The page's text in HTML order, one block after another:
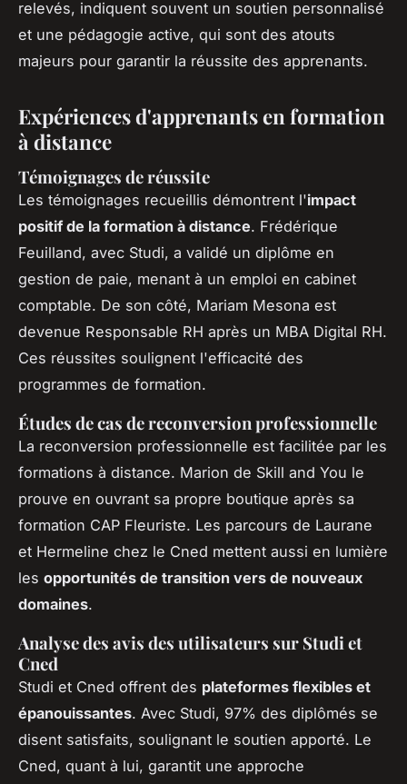
relevés, indiquent souvent un soutien personnalisé
et une pédagogie active, qui sont des atouts
majeurs pour garantir la réussite des apprenants.
Expériences d'apprenants en formation
à distance
Témoignages de réussite
Les témoignages recueillis démontrent l'impact
positif de la formation à distance. Frédérique
Feuilland, avec Studi, a validé un diplôme en
gestion de paie, menant à un emploi en cabinet
comptable. De son côté, Mariam Mesona est
devenue Responsable RH après un MBA Digital RH.
Ces réussites soulignent l'efficacité des
programmes de formation.
Études de cas de reconversion professionnelle
La reconversion professionnelle est facilitée par les
formations à distance. Marion de Skill and You le
prouve en ouvrant sa propre boutique après sa
formation CAP Fleuriste. Les parcours de Laurane
et Hermeline chez le Cned mettent aussi en lumière
les opportunités de transition vers de nouveaux
domaines.
Analyse des avis des utilisateurs sur Studi et
Cned
Studi et Cned offrent des plateformes flexibles et
épanouissantes. Avec Studi, 97% des diplômés se
disent satisfaits, soulignant le soutien apporté. Le
Cned, quant à lui, garantit une approche